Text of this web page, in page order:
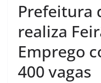
Prefeitura
realiza
Emprego
400 vagas